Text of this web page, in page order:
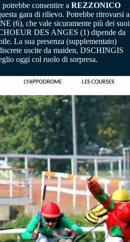
consentire a REZZONICO
gara di rilievo. Potrebbe ritrovarsi a
(6), che vale sicuramente più dei suoi
DES ANGES (1) dipende da
La sua presenza (supplementato)
uscite da maiden, DSCHINGIS
oggi col ruolo di sorpresa.